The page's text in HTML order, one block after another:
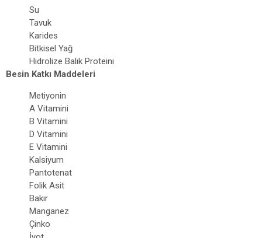
Su
Tavuk
Karides
Bitkisel Yağ
Hidrolize Balık Proteini
Besin Katkı Maddeleri
Metiyonin
A Vitamini
B Vitamini
D Vitamini
E Vitamini
Kalsiyum
Pantotenat
Folik Asit
Bakır
Manganez
Çinko